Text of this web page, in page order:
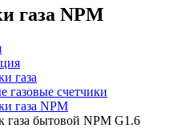
газа NPM
газа
газовые счетчики
газа NPM
газа бытовой NPM G1.6